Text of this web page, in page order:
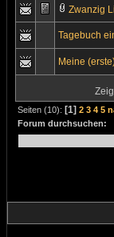
Zwanzig
Tagebuch
Meine
Seiten (10): [1] 2 3 4 5
Forum durchsuchen: